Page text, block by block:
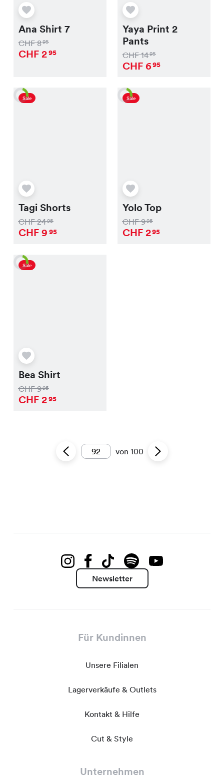
Ana Shirt 7
CHF895
CHF295
Yaya Print 2
Pants
CHF1495
CHF695
Sale
Tagi Shorts
CHF2495
CHF9 95
Sale
Yolo Top
CHF995
CHF295
Sale
Bea Shirt
CHF995
CHF295
von 100
Newsletter
Für Kundinnen
Unsere Filialen
Lagerverkäufe & Outlets
Kontakt & Hilfe
Cut & Style
Unternehmen